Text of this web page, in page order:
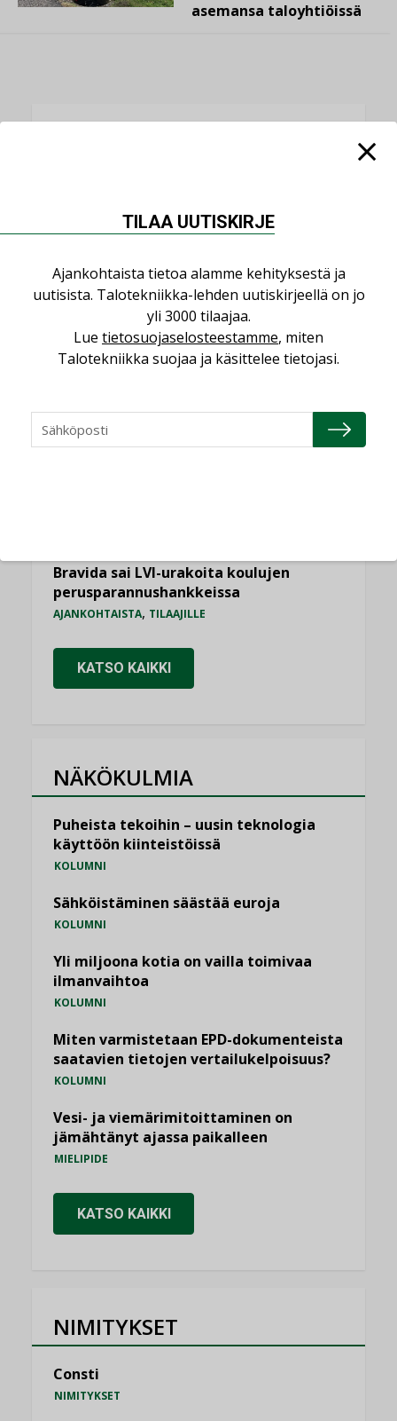
asemansa taloyhtiöissä
Datakeskusurakointi on tekniikkalaji
Jarno Hacklin Cervin yrityskaupasta:
”Asiakkaat hakevat kumppaneita, jotka
yhdistävät useita teknisiä osaamisalueita
saman katon alle”
AJANKOHTAISTA
rakennusten korjaustarpeita
KOLUMNI,
Bravida sai LVI-urakoita koulujen
perusparannushankkeissa
AJANKOHTAISTA, TILAAJILLE
KATSO KAIKKI
NÄKÖKULMIA
Puheista tekoihin – uusin teknologia
käyttöön kiinteistöissä
KOLUMNI
Sähköistäminen säästää euroja
KOLUMNI
Yli miljoona kotia on vailla toimivaa
ilmanvaihtoa
KOLUMNI
Miten varmistetaan EPD-dokumenteista
saatavien tietojen vertailukelpoisuus?
KOLUMNI
Vesi- ja viemärimitoittaminen on
jämähtänyt ajassa paikalleen
MIELIPIDE
KATSO KAIKKI
NIMITYKSET
Consti
NIMITYKSET
TILAA UUTISKIRJE
Ajankohtaista tietoa alamme kehityksestä ja
uutisista. Talotekniikka-lehden uutiskirjeellä on jo
yli 3000 tilaajaa.
Lue tietosuojaselosteestamme, miten
Talotekniikka suojaa ja käsittelee tietojasi.